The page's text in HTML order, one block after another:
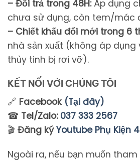
– Đổi trả trong 48H:Áp dụng
chưa sử dụng, còn tem/mác
– Chiết khấu đổi mới trong 6
nhà sản xuất (không áp dụng
thủy tinh bị rơi vỡ).
KẾT NỐI VỚI CHÚNG TÔI
🔗 Facebook(Tại đây)
☎ Tel/Zalo: 037 333 2567
🎬 Đăng kýYoutube Phụ Kiện
Ngoài ra, nếu bạn muốn